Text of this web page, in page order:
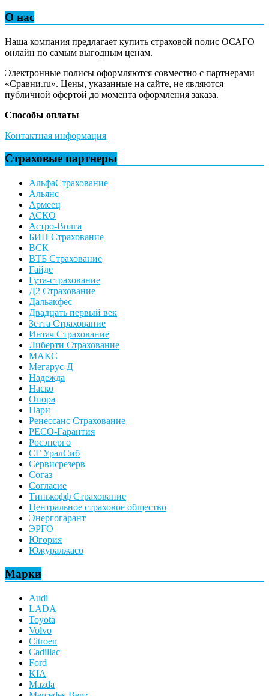
О нас
Наша компания предлагает купить страховой полис ОСАГО
онлайн по самым выгодным ценам.
Электронные полисы оформляются совместно с партнерами
«Сравни.ru». Цены, указанные на сайте, не являются
публичной офертой до момента оформления заказа.
Способы оплаты
Контактная информация
Страховые партнеры
АльфаСтрахование
Альянс
Армеец
АСКО
Астро-Волга
БИН Страхование
ВСК
ВТБ Страхование
Гайде
Гута-страхование
Д2 Страхование
Дальакфес
Двадцать первый век
Зетта Страхование
Интач Страхование
Либерти Страхование
МАКС
Мегарус-Д
Надежда
Наско
Опора
Пари
Ренессанс Страхование
РЕСО-Гарантия
Росэнерго
СГ УралСиб
Сервисрезерв
Согаз
Согласие
Тинькофф Страхование
Центральное страховое общество
Энергогарант
ЭРГО
Югория
Южуралжасо
Марки
Audi
LADA
Toyota
Volvo
Citroen
Cadillac
Ford
KIA
Mazda